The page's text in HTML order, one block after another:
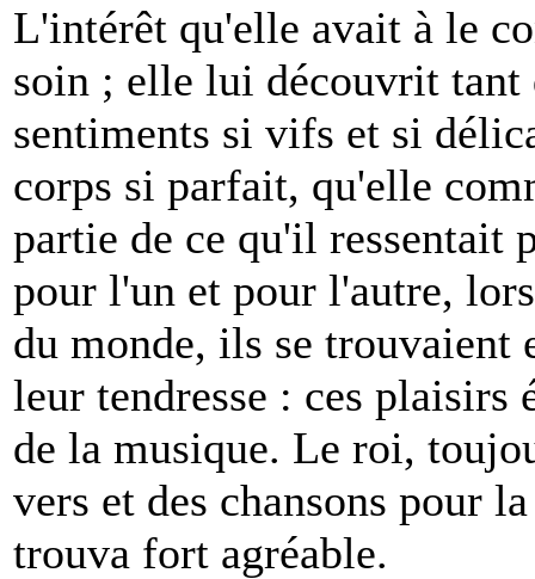
L'intérêt qu'elle avait à le
soin ; elle lui découvrit tant
sentiments si vifs et si
corps si parfait, qu'elle
partie de ce qu'il ressentait
pour l'un et pour l'autre,
du monde, ils se trouvaient
leur tendresse : ces plaisirs
de la musique. Le roi,
vers et des chansons pour
trouva fort agréable.